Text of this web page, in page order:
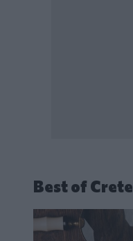
Best of Crete